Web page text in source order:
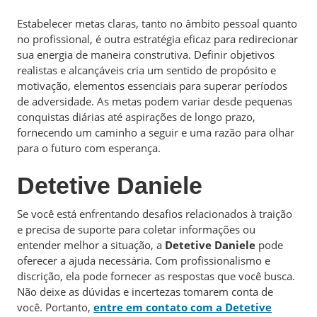
Estabelecer metas claras, tanto no âmbito pessoal quanto
no profissional, é outra estratégia eficaz para redirecionar
sua energia de maneira construtiva. Definir objetivos
realistas e alcançáveis cria um sentido de propósito e
motivação, elementos essenciais para superar períodos
de adversidade. As metas podem variar desde pequenas
conquistas diárias até aspirações de longo prazo,
fornecendo um caminho a seguir e uma razão para olhar
para o futuro com esperança.
Detetive Daniele
Se você está enfrentando desafios relacionados à traição
e precisa de suporte para coletar informações ou
entender melhor a situação, a Detetive Daniele pode
oferecer a ajuda necessária. Com profissionalismo e
discrição, ela pode fornecer as respostas que você busca.
Não deixe as dúvidas e incertezas tomarem conta de
você. Portanto, entre em contato com a Detetive